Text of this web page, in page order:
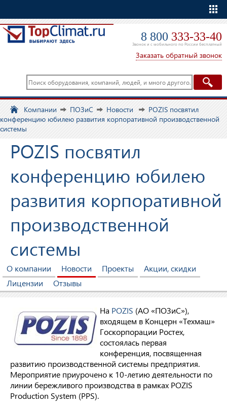
8 800 333-33-40
Звонок и с мобильного по России бесплатный
Заказать обратный звонок
Компании ПОЗиС Новости
POZIS посвятил
конференцию юбилею развития корпоративной производственной
системы
POZIS посвятил
конференцию юбилею
развития корпоративной
производственной
системы
О компании Новости Проекты
Акции, скидки
Лицензии
Отзывы
На POZIS (АО «ПОЗиС»),
входящем в Концерн «Техмаш»
Госкорпорации Ростех,
состоялась первая
конференция, посвященная
развитию производственной системы предприятия.
Мероприятие приурочено к 10-летию деятельности по
линии бережливого производства в рамках POZIS
Production System (РРS).